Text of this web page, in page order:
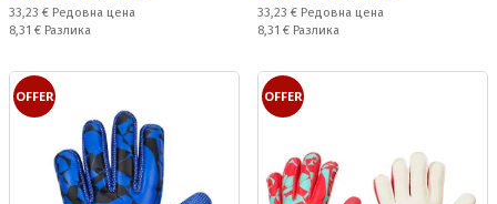
Редовна цена:
33,23 € Редовна цена
Спестявате:
8,31 € Разлика
Редовна цена:
33,23 € Редовна цена
Спестявате:
8,31 € Разлика
OFFER OFFER